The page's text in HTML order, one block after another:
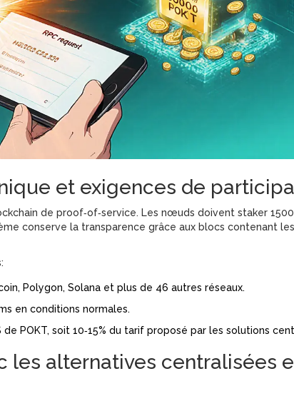
et exigences de
de proof‑of‑service. Les nœuds doivent staker
conserve la transparence grâce aux blocs contenant
Polygon, Solana et plus de 46 autres réseaux.
en conditions normales.
POKT, soit 10‑15% du tarif proposé par les solutions
les alternatives centralisées